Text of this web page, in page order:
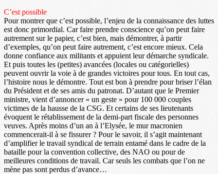
C’est possible
Pour montrer que c’est possible, l’enjeu de la connaissance des luttes
est donc primordial. Car faire prendre conscience qu’on peut faire
autrement sur le papier, c’est bien, mais démontrer, à partir
d’exemples, qu’on peut faire autrement, c’est encore mieux. Cela
donne confiance aux militants et appuient leur démarche syndicale.
Et puis toutes les (petites) avancées (locales ou catégorielles)
peuvent ouvrir la voie à de grandes victoires pour tous. En tout cas,
l’histoire nous le démontre. Tout est bon à prendre pour briser l’élan
du Président et de ses amis du patronat. D’autant que le Premier
ministre, vient d’annoncer « un geste » pour 100 000 couples
victimes de la hausse de la CSG. Et certains de ses lieutenants
évoquent le rétablissement de la demi-part fiscale des personnes
veuves. Après moins d’un an à l’Elysée, le mur macronien
commencerait-il à se fissurer ? Pour le savoir, il s’agit maintenant
d’amplifier le travail syndical de terrain entamé dans le cadre de la
bataille pour la convention collective, des NAO ou pour de
meilleures conditions de travail. Car seuls les combats que l’on ne
mène pas sont perdus d’avance…